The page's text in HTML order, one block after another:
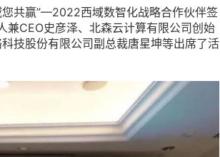
共赢”—2022西域数智化战略合作伙伴签
兼CEO史彦泽、北森云计算有限公司创始
技股份有限公司副总裁唐星坤等出席了活